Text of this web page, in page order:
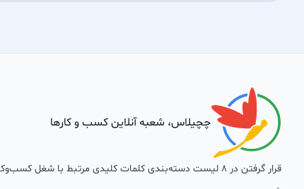
چچیلاس، شعبه آنلاین کسب و کارها
قرار گرفتن در 8 لیست دسته‌بندی کلمات کلیدی مرتبط با شغل